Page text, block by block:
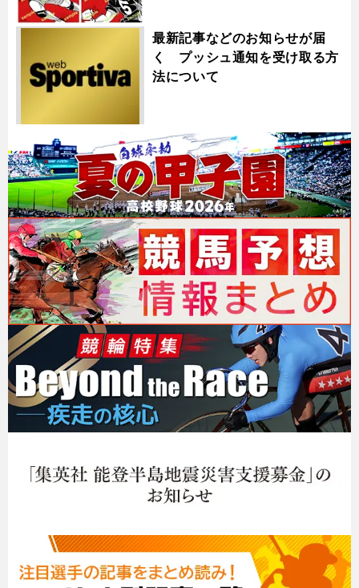
最新記事などのお知らせが届
く プッシュ通知を受け取る方
法について